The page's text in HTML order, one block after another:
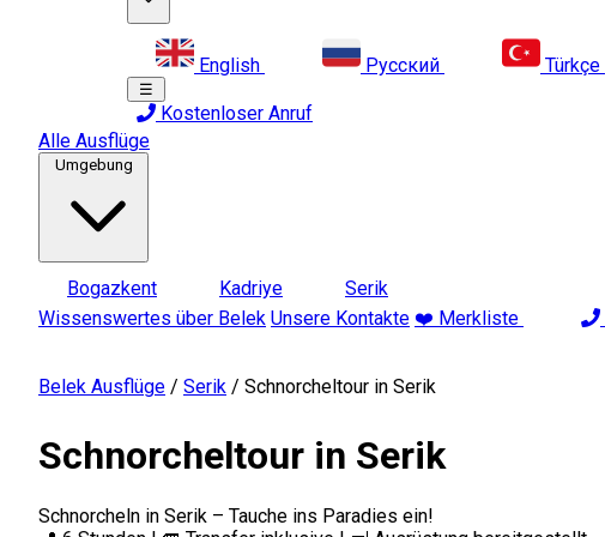
English Русский Türkçe
☰
Kostenloser Anruf
Alle Ausflüge
Umgebung
Bogazkent Kadriye
Serik
Wissenswertes über Belek Unsere Kontakte ❤️ Merkliste
Belek Ausflüge / Serik / Schnorcheltour in Serik
Schnorcheltour in Serik
Schnorcheln in Serik – Tauche ins Paradies ein!